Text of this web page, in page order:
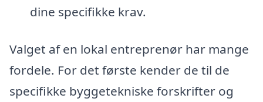
dine specifikke krav.
Valget af en lokal entreprenør har mange
fordele. For det første kender de til de
specifikke byggetekniske forskrifter og